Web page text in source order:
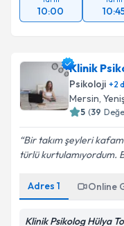
10:00
Klinik
Psikoloji +2
Mersin,
5 (39
Bir takım şeyleri
türlü kurtulamıyordum.
Adres 1 Online
Klinik Psikolog Hülya